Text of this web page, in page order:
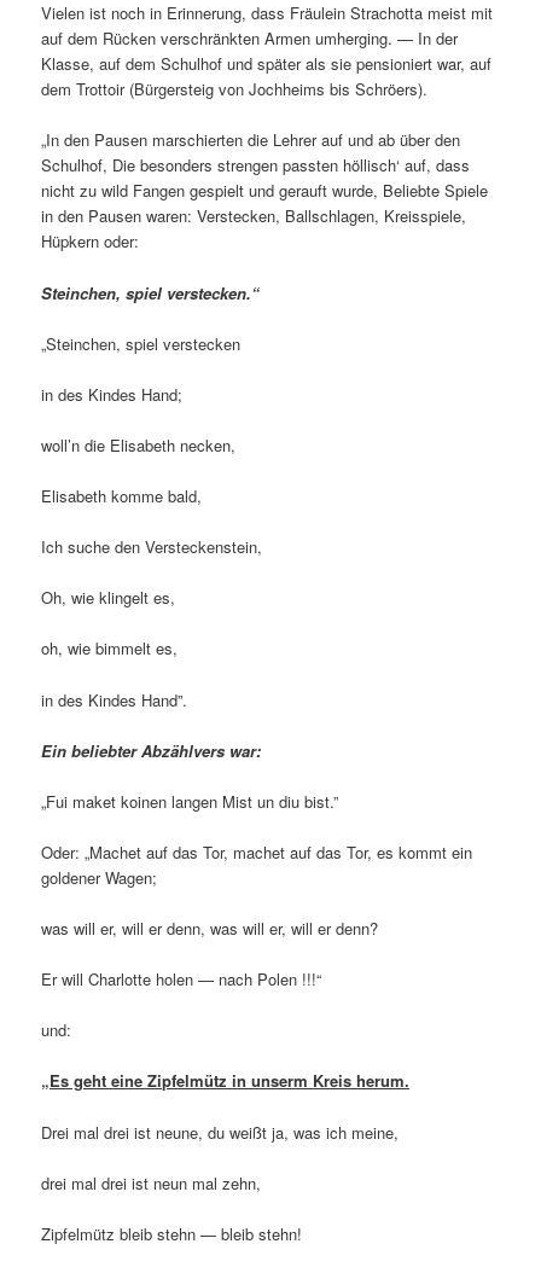
Vielen ist noch in Erinnerung, dass Fräulein Strachotta meist mit
auf dem Rücken verschränkten Armen umherging. — In der
Klasse, auf dem Schulhof und später als sie pensioniert war, auf
dem Trottoir (Bürgersteig von Jochheims bis Schröers).
„In den Pausen marschierten die Lehrer auf und ab über den
Schulhof, Die besonders strengen passten höllisch‘ auf, dass
nicht zu wild Fangen gespielt und gerauft wurde, Beliebte Spiele
in den Pausen waren: Verstecken, Ballschlagen, Kreisspiele,
Hüpkern oder:
Steinchen, spiel verstecken.“
„Steinchen, spiel verstecken
in des Kindes Hand;
woll’n die Elisabeth necken,
Elisabeth komme bald,
Ich suche den Versteckenstein,
Oh, wie klingelt es,
oh, wie bimmelt es,
in des Kindes Hand”.
Ein beliebter Abzählvers war:
„Fui maket koinen langen Mist un diu bist.”
Oder: „Machet auf das Tor, machet auf das Tor, es kommt ein
goldener Wagen;
was will er, will er denn, was will er, will er denn?
Er will Charlotte holen — nach Polen !!!“
und:
„Es geht eine Zipfelmütz in unserm Kreis herum.
Drei mal drei ist neune, du weißt ja, was ich meine,
drei mal drei ist neun mal zehn,
Zipfelmütz bleib stehn — bleib stehn!